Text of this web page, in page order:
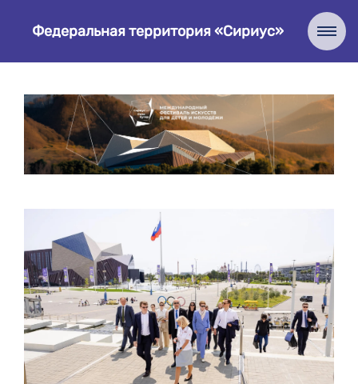
Федеральная территория «Сириус»